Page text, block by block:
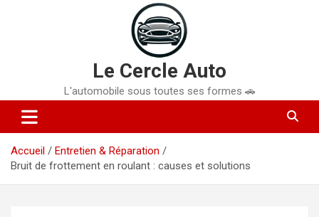
Le Cercle Auto
L'automobile sous toutes ses formes 🚗
Accueil
Entretien & Réparation
Bruit de frottement en roulant : causes et solutions